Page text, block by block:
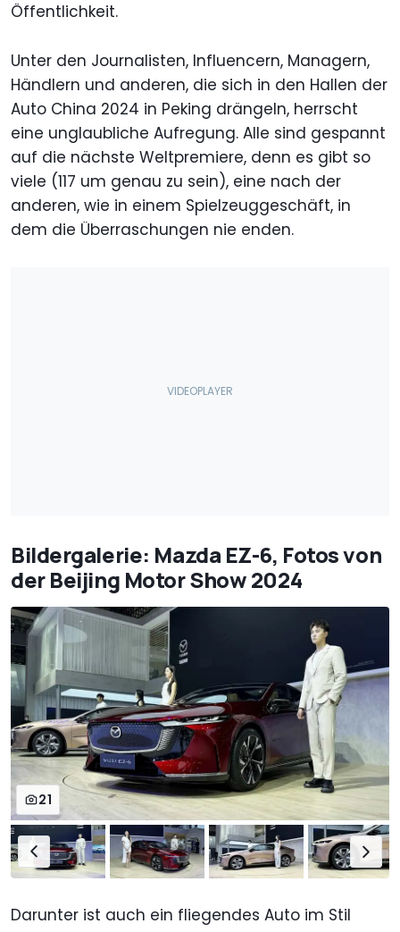
Öffentlichkeit.
Unter den Journalisten, Influencern, Managern,
Händlern und anderen, die sich in den Hallen der
Auto China 2024 in Peking drängeln, herrscht
eine unglaubliche Aufregung. Alle sind gespannt
auf die nächste Weltpremiere, denn es gibt so
viele (117 um genau zu sein), eine nach der
anderen, wie in einem Spielzeuggeschäft, in
dem die Überraschungen nie enden.
Bildergalerie: Mazda EZ-6, Fotos von
der Beijing Motor Show 2024
21
Darunter ist auch ein fliegendes Auto im Stil